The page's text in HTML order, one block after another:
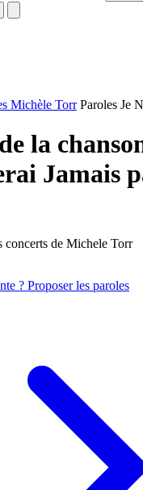
Michèle Torr Paroles Je
la
Jamais
concerts de Michele Torr
? Proposer les paroles